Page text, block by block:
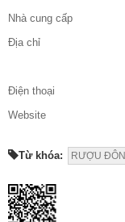
Nhà cung cấp
Địa chỉ
Điện thoại
Website
Từ khóa: RƯỢU